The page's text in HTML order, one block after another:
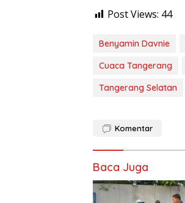
Post Views: 44
Benyamin Davnie
Cuaca Tangerang
Tangerang Selatan
Komentar
Baca Juga